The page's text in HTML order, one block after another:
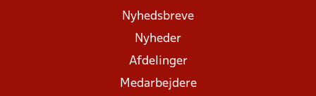
Nyhedsbreve
Nyheder
Afdelinger
Medarbejdere